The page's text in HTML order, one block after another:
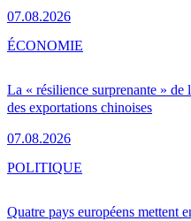
07.08.2026
La « résilience surprenante »
des exportations chinoises
07.08.2026
ÉCONOMIE
Quatre pays européens mettent
POLITIQUE